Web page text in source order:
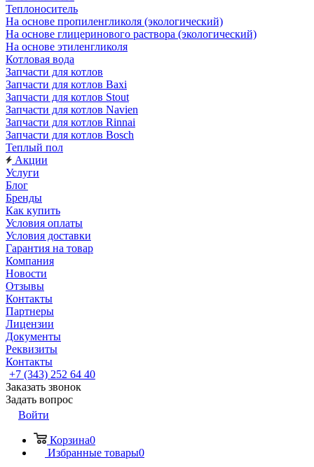
Теплоноситель
На основе пропиленгликоля (экологический)
На основе глицеринового раствора (экологический)
На основе этиленгликоля
Котловая вода
Запчасти для котлов
Запчасти для котлов Baxi
Запчасти для котлов Stout
Запчасти для котлов Navien
Запчасти для котлов Rinnai
Запчасти для котлов Bosch
Теплый пол
Акции
Услуги
Блог
Бренды
Как купить
Условия оплаты
Условия доставки
Гарантия на товар
Компания
Новости
Отзывы
Контакты
Партнеры
Лицензии
Документы
Реквизиты
Контакты
+7 (343) 252 64 40
Заказать звонок
Задать вопрос
Войти
Корзина0
Избранные товары0